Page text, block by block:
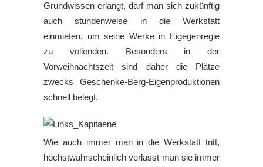
Grundwissen erlangt, darf man sich zukünftig
auch stundenweise in die Werkstatt
einmieten, um seine Werke in Eigegenregie
zu vollenden. Besonders in der
Vorweihnachtszeit sind daher die Plätze
zwecks Geschenke-Berg-Eigenproduktionen
schnell belegt.
Wie auch immer man in die Werkstatt tritt,
höchstwahrscheinlich verlässt man sie immer